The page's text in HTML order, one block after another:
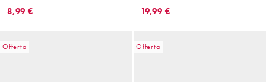
motivo dalmata sintetica
8,99 €
'90
19,99 €
Offerta Offerta